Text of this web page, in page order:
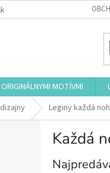
MOTÍVMI
Leginy každá
Každá